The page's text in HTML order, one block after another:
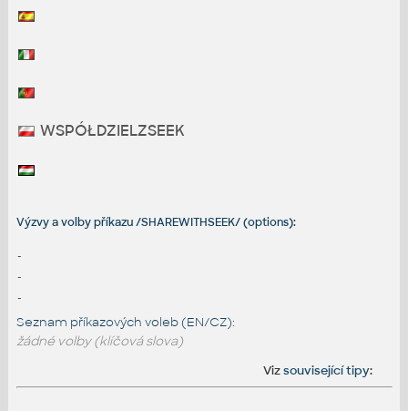
WSPÓŁDZIELZSEEK
Výzvy a volby příkazu /SHAREWITHSEEK/ (options):
-
-
-
Seznam příkazových voleb (EN/CZ):
žádné volby (klíčová slova)
Vizsouvisející tipy: